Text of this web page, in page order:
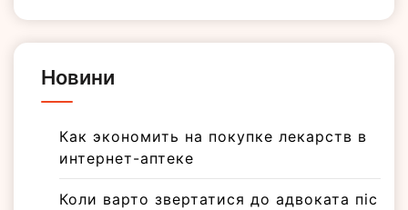
Новини
Как экономить на покупке лекарств в
интернет-аптеке
Коли варто звертатися до адвоката піс